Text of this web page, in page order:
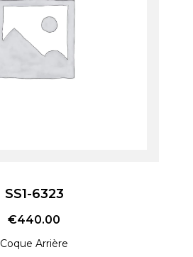
SS1-6323
€440.00
Coque Arrière